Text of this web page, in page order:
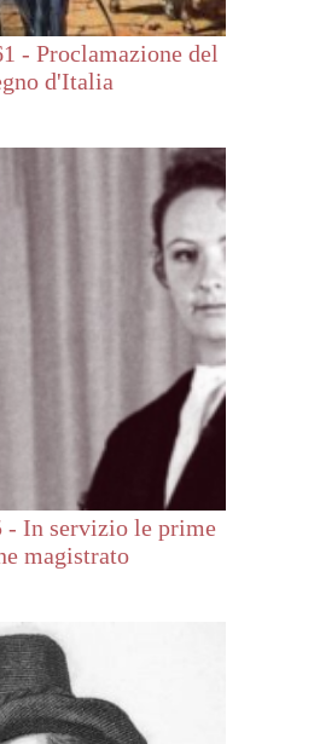
- Proclamazione del
d'Italia
- In servizio le prime
magistrato